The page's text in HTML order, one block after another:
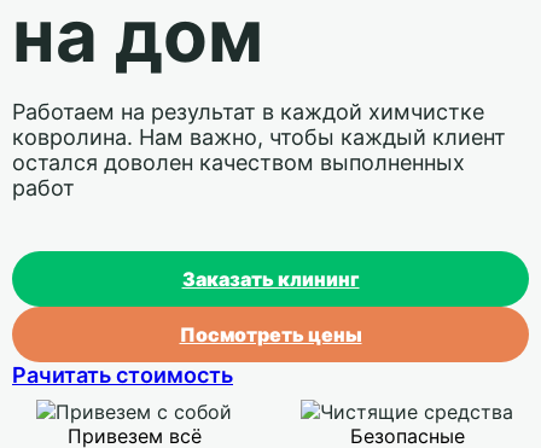
на дом
Работаем на результат в каждой химчистке
ковролина. Нам важно, чтобы каждый клиент
остался доволен качеством выполненных
работ
Заказать клининг
Посмотреть цены
Рачитать стоимость
Привезем всё
Безопасные